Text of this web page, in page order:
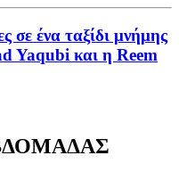
σε ένα ταξίδι μνήμης
Yaqubi και η Reem